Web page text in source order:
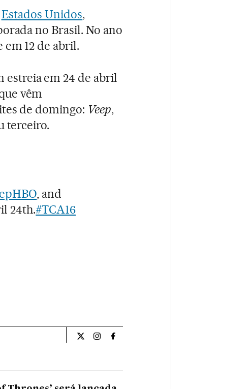
Estados Unidos,
no Brasil. No ano
12 de abril.
estreia em 24 de abril
vêm
de domingo: Veep,
terceiro.
, and
24th.#TCA16
Cultura El País Brasil en Twitter
Cultura El País Brasil en Instagram
Cultura El País Brasil en Facebook